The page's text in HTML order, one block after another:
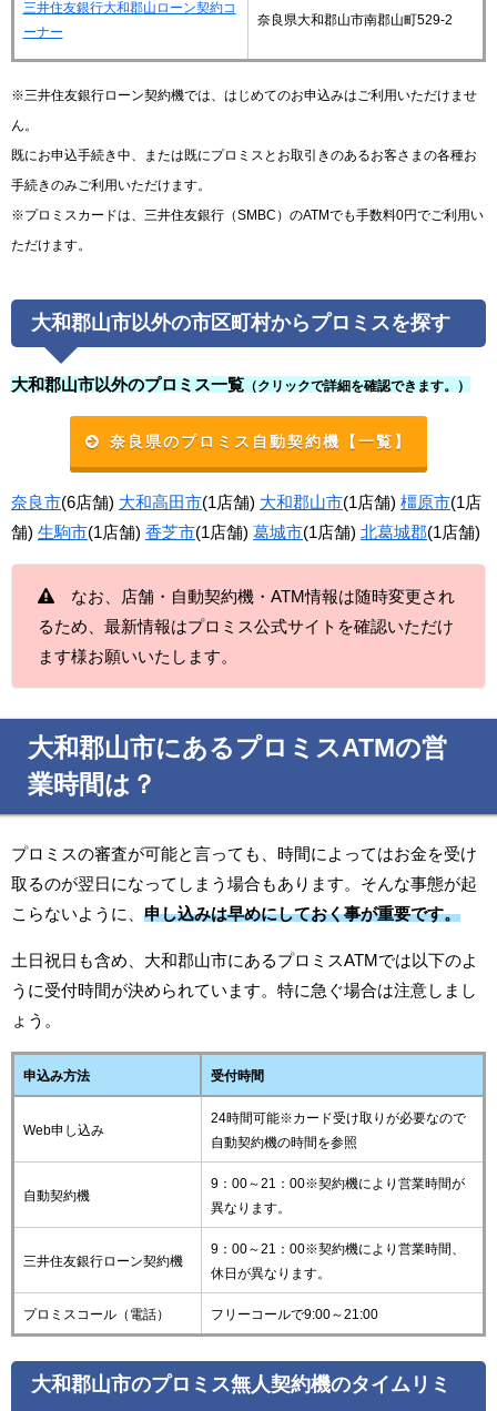
三井住友銀行大和郡山ローン契約コ
ーナー
奈良県大和郡山市南郡山町529-2
※三井住友銀行ローン契約機では、はじめてのお申込みはご利用いただけませ
ん。
既にお申込手続き中、または既にプロミスとお取引きのあるお客さまの各種お
手続きのみご利用いただけます。
※プロミスカードは、三井住友銀行（SMBC）のATMでも手数料0円でご利用い
ただけます。
大和郡山市以外の市区町村からプロミスを探す
大和郡山市以外のプロミス一覧 （クリックで詳細を確認できます。）
奈良県のプロミス自動契約機【一覧】
奈良市(6店舗) 大和高田市(1店舗) 大和郡山市(1店舗) 橿原市(1店
舗) 生駒市(1店舗) 香芝市(1店舗) 葛城市(1店舗) 北葛城郡(1店舗)
なお、店舗・自動契約機・ATM情報は随時変更され
るため、最新情報はプロミス公式サイトを確認いただけ
ます様お願いいたします。
大和郡山市にあるプロミスATMの営
業時間は？
プロミスの審査が可能と言っても、時間によってはお金を受け
取るのが翌日になってしまう場合もあります。そんな事態が起
こらないように、 申し込みは早めにしておく事が重要です。
土日祝日も含め、大和郡山市にあるプロミスATMでは以下のよ
うに受付時間が決められています。特に急ぐ場合は注意しまし
ょう。
申込み方法 受付時間
Web申し込み
24時間可能※カード受け取りが必要なので
自動契約機の時間を参照
自動契約機
9：00～21：00※契約機により営業時間が
異なります。
三井住友銀行ローン契約機
9：00～21：00※契約機により営業時間、
休日が異なります。
プロミスコール（電話） フリーコールで9:00～21:00
大和郡山市のプロミス無人契約機のタイムリミ